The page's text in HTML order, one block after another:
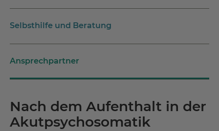
Selbsthilfe und Beratung
Ansprechpartner
Nach dem Aufenthalt in der
Akutpsychosomatik